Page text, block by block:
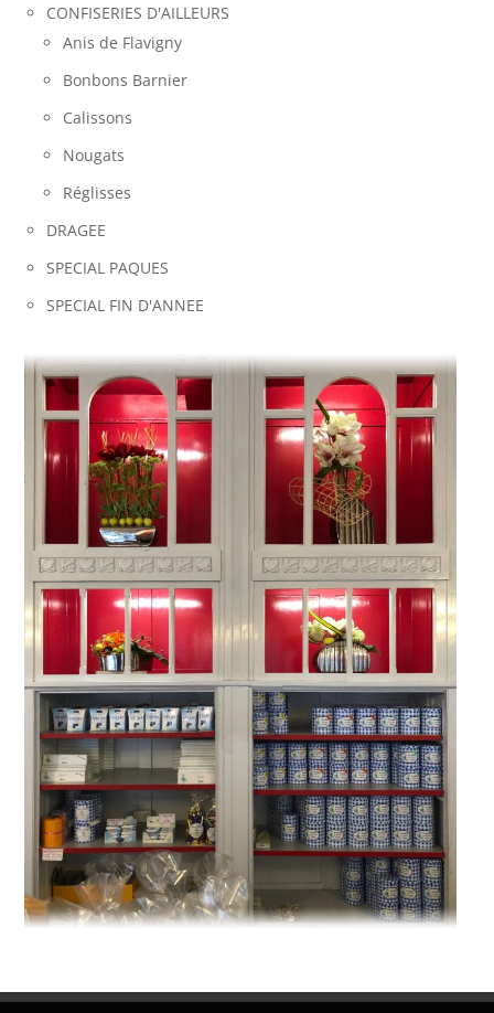
CONFISERIES D'AILLEURS
Anis de Flavigny
Bonbons Barnier
Calissons
Nougats
Réglisses
DRAGEE
SPECIAL PAQUES
SPECIAL FIN D'ANNEE